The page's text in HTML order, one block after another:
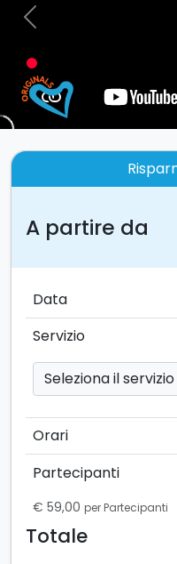
Previous
A partire da
Data
Servizio
Orari
Partecipanti
€ 59,00 per Partecipanti
Totale